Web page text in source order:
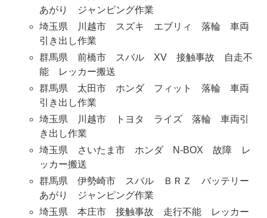
あがり ジャンピング作業
埼玉県 川越市 スズキ エブリィ 落輪 車両
引き出し作業
群馬県 前橋市 スバル XV 接触事故 自走不
能 レッカー搬送
群馬県 太田市 ホンダ フィット 落輪 車両
引き出し作業
埼玉県 川越市 トヨタ ライズ 落輪 車両引
き出し作業
埼玉県 さいたま市 ホンダ N-BOX 故障 レ
ッカー搬送
群馬県 伊勢崎市 スバル ＢＲＺ バッテリー
あがり ジャンピング作業
埼玉県 本庄市 接触事故 走行不能 レッカー